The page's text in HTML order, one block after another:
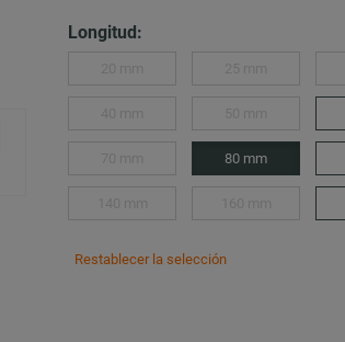
Longitud:
80 mm
Restablecer la selección